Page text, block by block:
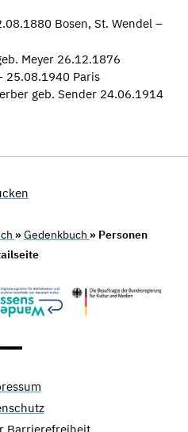
Bosen, St. Wendel –
Meyer 26.12.1876
25.08.1940 Paris
geb. Sender 24.06.1914
»Gedenkbuch » Personen